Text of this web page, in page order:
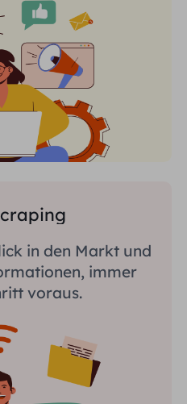
in den Markt und
immer
voraus.